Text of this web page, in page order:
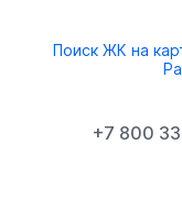
Поиск ЖК на
+7 800